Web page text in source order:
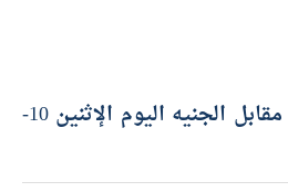
سعر الدرهم الإماراتي مقابل الجنيه اليوم الإثنين 10-